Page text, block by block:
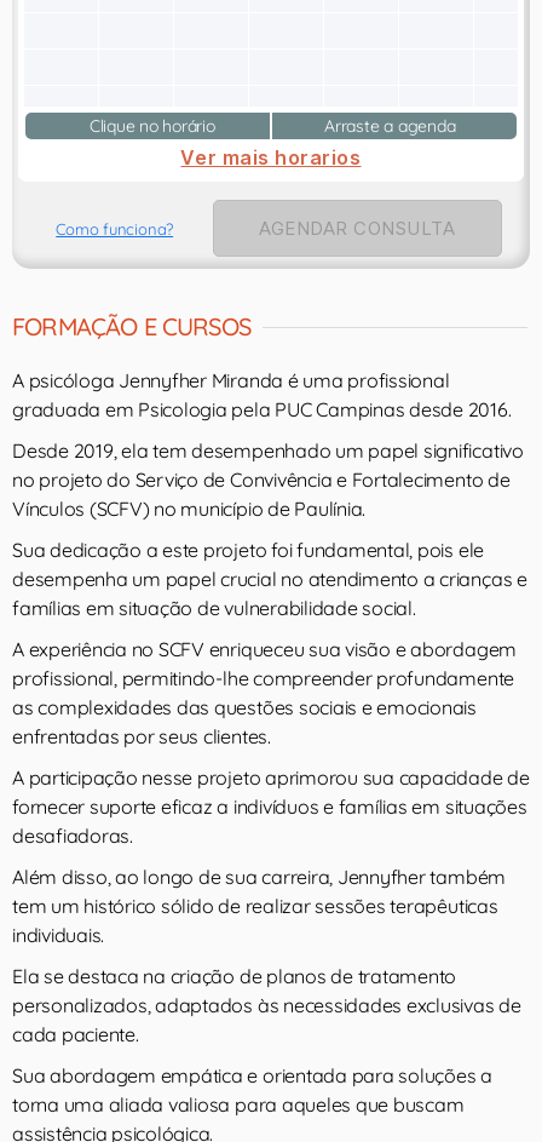
Clique no horário Arraste a agenda
Ver mais horarios
Como funciona? AGENDAR CONSULTA
FORMAÇÃO E CURSOS
A psicóloga Jennyfher Miranda é uma profissional
graduada em Psicologia pela PUC Campinas desde 2016.
Desde 2019, ela tem desempenhado um papel significativo
no projeto do Serviço de Convivência e Fortalecimento de
Vínculos (SCFV) no município de Paulínia.
Sua dedicação a este projeto foi fundamental, pois ele
desempenha um papel crucial no atendimento a crianças e
famílias em situação de vulnerabilidade social.
A experiência no SCFV enriqueceu sua visão e abordagem
profissional, permitindo-lhe compreender profundamente
as complexidades das questões sociais e emocionais
enfrentadas por seus clientes.
A participação nesse projeto aprimorou sua capacidade de
fornecer suporte eficaz a indivíduos e famílias em situações
desafiadoras.
Além disso, ao longo de sua carreira, Jennyfher também
tem um histórico sólido de realizar sessões terapêuticas
individuais.
Ela se destaca na criação de planos de tratamento
personalizados, adaptados às necessidades exclusivas de
cada paciente.
Sua abordagem empática e orientada para soluções a
torna uma aliada valiosa para aqueles que buscam
assistência psicológica.